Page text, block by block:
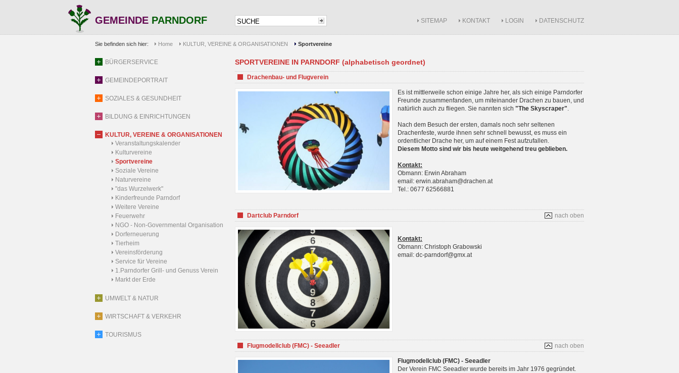
GEMEINDE PARNDORF SITEMAP KONTAKT LOGIN DATENSCHUTZ
Sie befinden sich hier: Home KULTUR, VEREINE & ORGANISATIONEN Sportvereine
BÜRGERSERVICE
GEMEINDEPORTRAIT
SOZIALES & GESUNDHEIT
BILDUNG & EINRICHTUNGEN
KULTUR, VEREINE & ORGANISATIONEN
Veranstaltungskalender
Kulturvereine
Sportvereine
Soziale Vereine
Naturvereine
"das Wurzelwerk"
Kinderfreunde Parndorf
Weitere Vereine
Feuerwehr
NGO - Non-Governmental Organisation
Dorferneuerung
Tierheim
Vereinsförderung
Service für Vereine
1.Parndorfer Grill- und Genuss Verein
Markt der Erde
UMWELT & NATUR
WIRTSCHAFT & VERKEHR
TOURISMUS
SPORTVEREINE IN PARNDORF (alphabetisch geordnet)
Drachenbau- und Flugverein
Es ist mittlerweile schon einige Jahre her, als sich einige Parndorfer
Freunde zusammenfanden, um miteinander Drachen zu bauen, und
natürlich auch zu fliegen. Sie nannten sich "The Skyscraper".
Nach dem Besuch der ersten, damals noch sehr seltenen
Drachenfeste, wurde ihnen sehr schnell bewusst, es muss ein
ordentlicher Drache her, um auf einem Fest aufzufallen.
Diesem Motto sind wir bis heute weitgehend treu geblieben.
Kontakt:
Obmann: Erwin Abraham
email: erwin.abraham@drachen.at
Tel.: 0677 62566881
nach oben
Dartclub Parndorf
Kontakt:
Obmann: Christoph Grabowski
email: dc-parndorf@gmx.at
nach oben
Flugmodellclub (FMC) - Seeadler
Flugmodellclub (FMC) - Seeadler
Der Verein FMC Seeadler wurde bereits im Jahr 1976 gegründet.